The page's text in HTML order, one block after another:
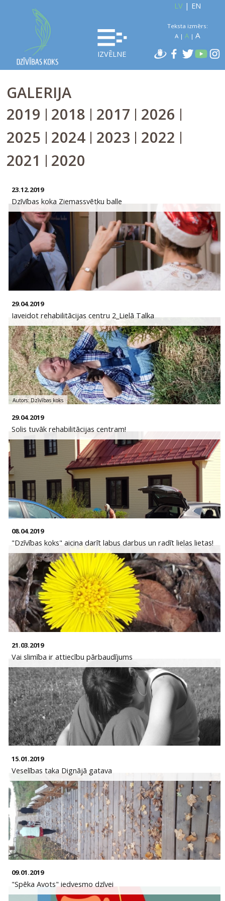
IZVĒLNE
LV| EN
Teksta izmērs:
A| A| A
GALERIJA
2019 | 2018 | 2017 | 2026 |
2025 | 2024 | 2023 | 2022 |
2021 | 2020
23.12.2019
Dzīvības koka Ziemassvētku balle
29.04.2019
Iaveidot rehabilitācijas centru 2_Lielā Talka
Autors: Dzīvības koks
29.04.2019
Solis tuvāk rehabilitācijas centram!
08.04.2019
"Dzīvības koks" aicina darīt labus darbus un radīt lielas lietas!
21.03.2019
Vai slimība ir attiecību pārbaudījums
15.01.2019
Veselības taka Dignājā gatava
09.01.2019
"Spēka Avots" iedvesmo dzīvei